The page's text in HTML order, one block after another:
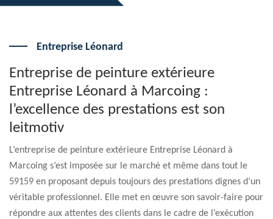
Entreprise Léonard
Entreprise de peinture extérieure
Entreprise Léonard à Marcoing :
l’excellence des prestations est son
leitmotiv
L’entreprise de peinture extérieure Entreprise Léonard à
Marcoing s’est imposée sur le marché et même dans tout le
59159 en proposant depuis toujours des prestations dignes d’un
véritable professionnel. Elle met en œuvre son savoir-faire pour
répondre aux attentes des clients dans le cadre de l’exécution